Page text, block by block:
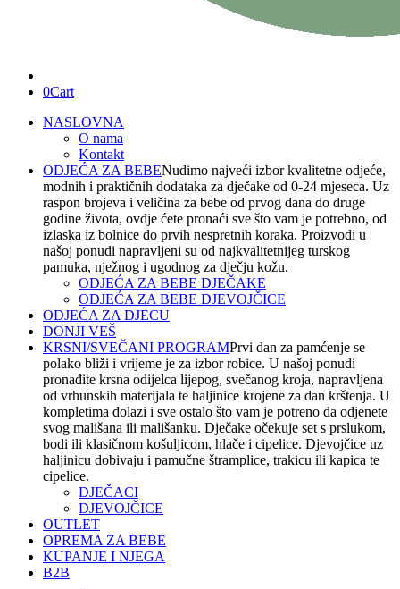
0Cart
NASLOVNA
O nama
Kontakt
ODJEĆA ZA BEBENudimo najveći izbor kvalitetne odjeće,
modnih i praktičnih dodataka za dječake od 0-24 mjeseca. Uz
raspon brojeva i veličina za bebe od prvog dana do druge
godine života, ovdje ćete pronaći sve što vam je potrebno, od
izlaska iz bolnice do prvih nespretnih koraka. Proizvodi u
našoj ponudi napravljeni su od najkvalitetnijeg turskog
pamuka, nježnog i ugodnog za dječju kožu.
ODJEĆA ZA BEBE DJEČAKE
ODJEĆA ZA BEBE DJEVOJČICE
ODJEĆA ZA DJECU
DONJI VEŠ
KRSNI/SVEČANI PROGRAMPrvi dan za pamćenje se
polako bliži i vrijeme je za izbor robice. U našoj ponudi
pronađite krsna odijelca lijepog, svečanog kroja, napravljena
od vrhunskih materijala te haljinice krojene za dan krštenja. U
kompletima dolazi i sve ostalo što vam je potreno da odjenete
svog mališana ili mališanku. Dječake očekuje set s prslukom,
bodi ili klasičnom košuljicom, hlače i cipelice. Djevojčice uz
haljinicu dobivaju i pamučne štramplice, trakicu ili kapica te
cipelice.
DJEČACI
DJEVOJČICE
OUTLET
OPREMA ZA BEBE
KUPANJE I NJEGA
B2B